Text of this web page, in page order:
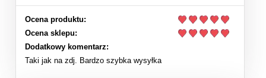
Ocena produktu:
Ocena sklepu:
Dodatkowy komentarz:
Taki jak na zdj. Bardzo szybka wysyłka